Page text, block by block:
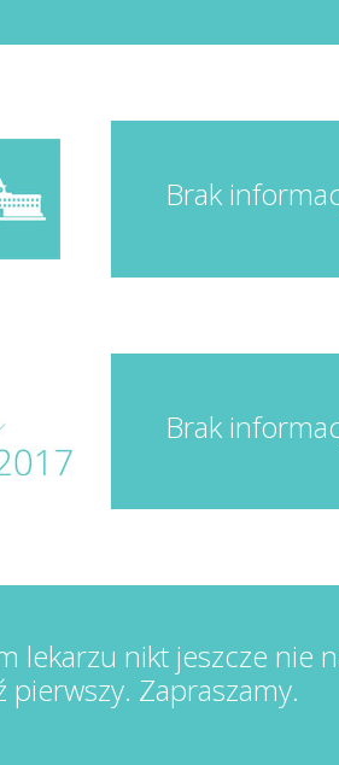
Brak
Brak
lekarzu nikt jeszcze nie
pierwszy. Zapraszamy.